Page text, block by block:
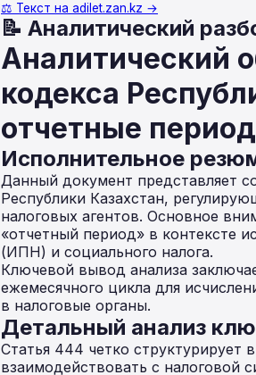
⚖️ Текст на adilet.zan.kz →
📝 Аналитический
Аналитический
кодекса
отчетные
Исполнительное
Данный документ представляет
Республики Казахстан,
налоговых агентов. Основное
«отчетный период» в контексте
(ИПН) и социального налога.
Ключевой вывод анализа
ежемесячного цикла для
в налоговые органы.
Детальный анализ
Статья 444 четко структурирует
взаимодействовать с налоговой